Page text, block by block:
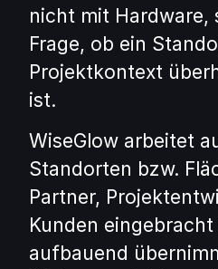
nicht mit Hardware,
Frage, ob ein
Projektkontext
ist.
WiseGlow arbeitet
Standorten bzw.
Partner,
Kunden
aufbauend